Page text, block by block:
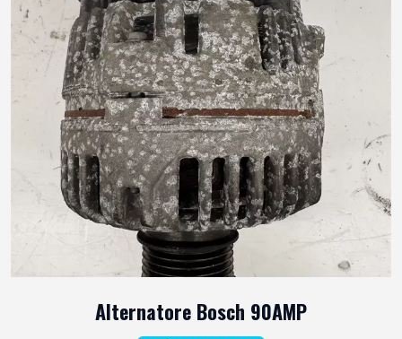
Alternatore Bosch 90AMP